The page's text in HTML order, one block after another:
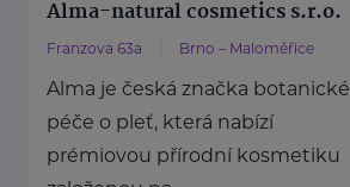
Alma-natural cosmetics s.r.o.
Franzova 63a Brno – Maloměřice
Alma je česká značka botanické
péče o pleť, která nabízí
prémiovou přírodní kosmetiku